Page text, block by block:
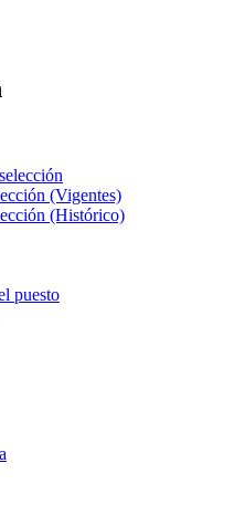
(Vigentes)
(Histórico)
puesto